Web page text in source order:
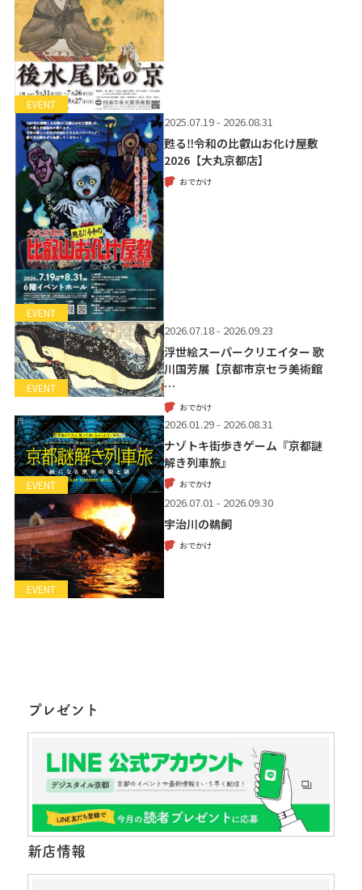
EVENT
EVENT
2025.07.19 - 2026.08.31
甦る‼令和の比叡山お化け屋敷
2026【大丸京都店】
おでかけ
EVENT
2026.07.18 - 2026.09.23
浮世絵スーパークリエイター 歌
川国芳展【京都市京セラ美術館
…
おでかけ
EVENT
2026.01.29 - 2026.08.31
ナゾトキ街歩きゲーム『京都謎
解き列車旅』
おでかけ
EVENT
2026.07.01 - 2026.09.30
宇治川の鵜飼
おでかけ
プレゼント
新店情報